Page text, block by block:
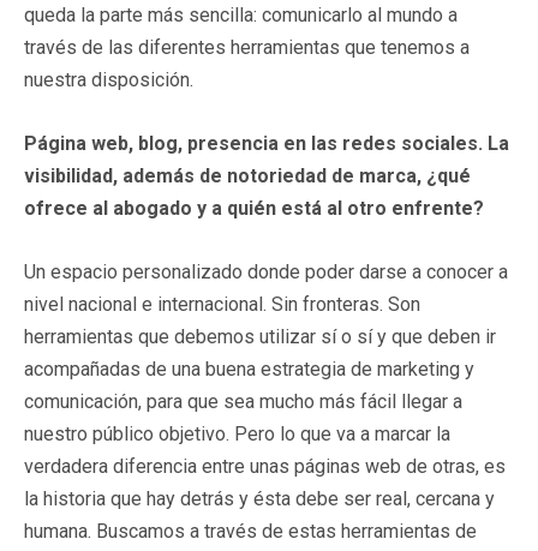
queda la parte más sencilla: comunicarlo al mundo a
través de las diferentes herramientas que tenemos a
nuestra disposición.
Página web, blog, presencia en las redes sociales. La
visibilidad, además de notoriedad de marca, ¿qué
ofrece al abogado y a quién está al otro enfrente?
Un espacio personalizado donde poder darse a conocer a
nivel nacional e internacional. Sin fronteras. Son
herramientas que debemos utilizar sí o sí y que deben ir
acompañadas de una buena estrategia de marketing y
comunicación, para que sea mucho más fácil llegar a
nuestro público objetivo. Pero lo que va a marcar la
verdadera diferencia entre unas páginas web de otras, es
la historia que hay detrás y ésta debe ser real, cercana y
humana. Buscamos a través de estas herramientas de